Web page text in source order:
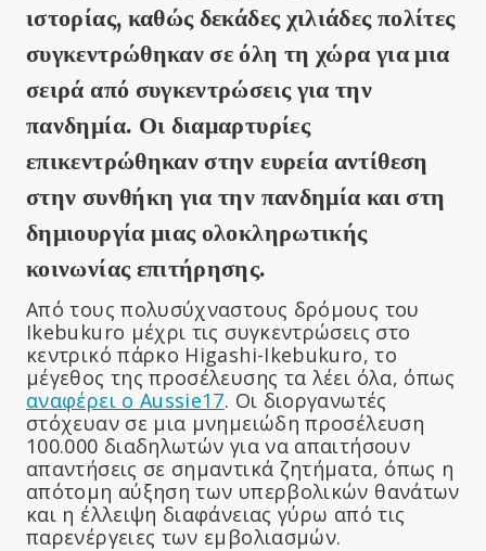
ιστορίας, καθώς δεκάδες χιλιάδες πολίτες
συγκεντρώθηκαν σε όλη τη χώρα για μια
σειρά από συγκεντρώσεις για την
πανδημία. Οι διαμαρτυρίες
επικεντρώθηκαν στην ευρεία αντίθεση
στην συνθήκη για την πανδημία και στη
δημιουργία μιας ολοκληρωτικής
κοινωνίας επιτήρησης.
Από τους πολυσύχναστους δρόμους του
Ikebukuro μέχρι τις συγκεντρώσεις στο
κεντρικό πάρκο Higashi-Ikebukuro, το
μέγεθος της προσέλευσης τα λέει όλα, όπως
αναφέρει ο Aussie17. Οι διοργανωτές
στόχευαν σε μια μνημειώδη προσέλευση
100.000 διαδηλωτών για να απαιτήσουν
απαντήσεις σε σημαντικά ζητήματα, όπως η
απότομη αύξηση των υπερβολικών θανάτων
και η έλλειψη διαφάνειας γύρω από τις
παρενέργειες των εμβολιασμών.